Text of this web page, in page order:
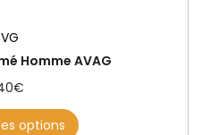
Homme AVAG
€
options